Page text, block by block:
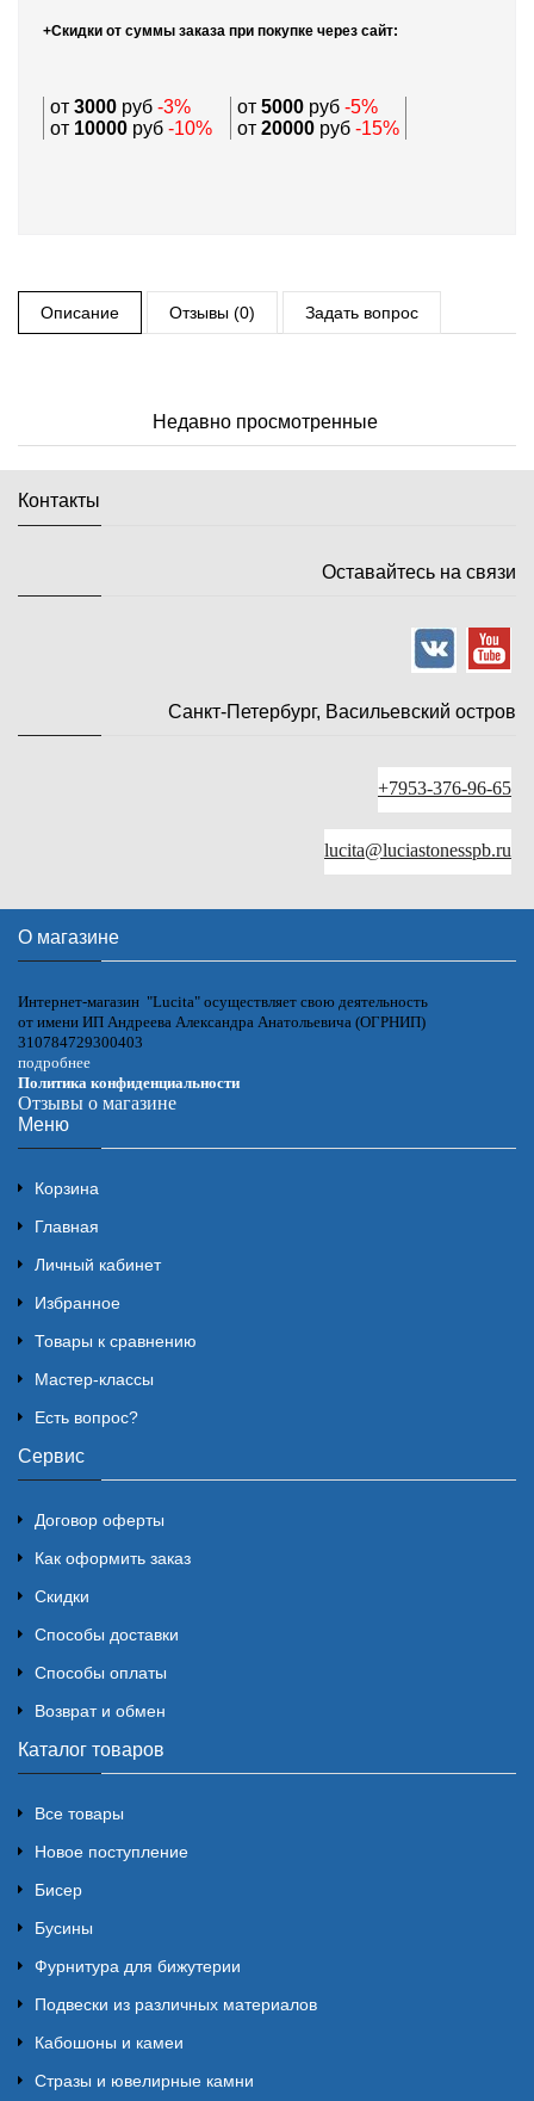
+Скидки от суммы заказа при покупке через сайт:
от 3000 руб -3% от 5000 руб -5%
от 10000 руб -10% от 20000 руб -15%
Описание Отзывы (0) Задать вопрос
Недавно просмотренные
Контакты
Оставайтесь на связи
Санкт-Петербург, Васильевский остров
+7953-376-96-65
lucita@luciastonesspb.ru
О магазине
Интернет-магазин "Lucita" осуществляет свою деятельность
от имени ИП Андреева Александра Анатольевича (ОГРНИП)
310784729300403
подробнее
Политика конфиденциальности
Отзывы о магазине
Меню
Корзина
Главная
Личный кабинет
Избранное
Товары к сравнению
Мастер-классы
Есть вопрос?
Сервис
Договор оферты
Как оформить заказ
Скидки
Способы доставки
Способы оплаты
Возврат и обмен
Каталог товаров
Все товары
Новое поступление
Бисер
Бусины
Фурнитура для бижутерии
Подвески из различных материалов
Кабошоны и камеи
Стразы и ювелирные камни